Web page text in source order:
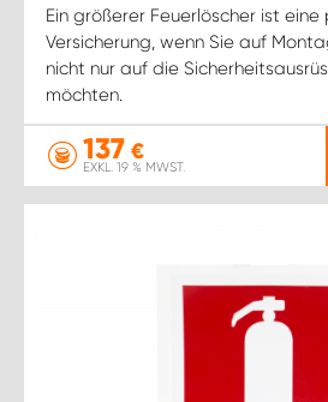
Ein größerer Feuerlöscher ist
Versicherung, wenn Sie auf
nicht nur auf die
möchten.
137 €
EXKL. 19 % MWST.